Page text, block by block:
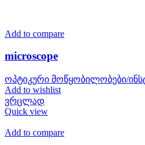
Add to compare
microscope
ოპტიკური მოწყობილობები/
Add to wishlist
ვრცლად
Quick view
Add to compare